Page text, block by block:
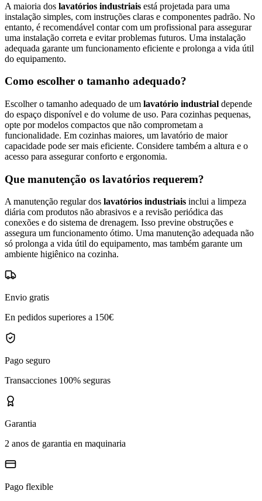
A maioria dos lavatórios industriais está projetada para uma
instalação simples, com instruções claras e componentes padrão. No
entanto, é recomendável contar com um profissional para assegurar
uma instalação correta e evitar problemas futuros. Uma instalação
adequada garante um funcionamento eficiente e prolonga a vida útil
do equipamento.
Como escolher o tamanho adequado?
Escolher o tamanho adequado de um lavatório industrial depende
do espaço disponível e do volume de uso. Para cozinhas pequenas,
opte por modelos compactos que não comprometam a
funcionalidade. Em cozinhas maiores, um lavatório de maior
capacidade pode ser mais eficiente. Considere também a altura e o
acesso para assegurar conforto e ergonomia.
Que manutenção os lavatórios requerem?
A manutenção regular dos lavatórios industriais inclui a limpeza
diária com produtos não abrasivos e a revisão periódica das
conexões e do sistema de drenagem. Isso previne obstruções e
assegura um funcionamento ótimo. Uma manutenção adequada não
só prolonga a vida útil do equipamento, mas também garante um
ambiente higiênico na cozinha.
Envio gratis
En pedidos superiores a 150€
Pago seguro
Transacciones 100% seguras
Garantia
2 anos de garantia en maquinaria
Pago flexible